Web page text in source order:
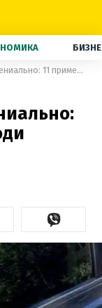
Бессмысленно или гениально: 11 примеров, когда люди решили скреативить